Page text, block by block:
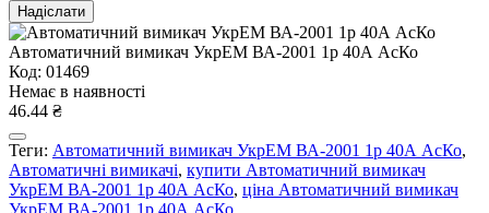
Надіслати
Автоматичний вимикач УкрЕМ ВА-2001 1р 40А АсКо
Код: 01469
Немає в наявності
46.44 ₴
Теги: Автоматичний вимикач УкрЕМ ВА-2001 1р 40А АсКо,
Автоматичні вимикачі, купити Автоматичний вимикач
УкрЕМ ВА-2001 1р 40А АсКо, ціна Автоматичний вимикач
УкрЕМ ВА-2001 1р 40А АсКо